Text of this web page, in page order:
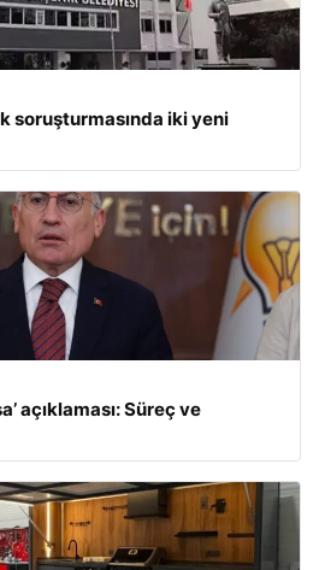
soruşturmasında iki yeni
açıklaması: Süreç ve